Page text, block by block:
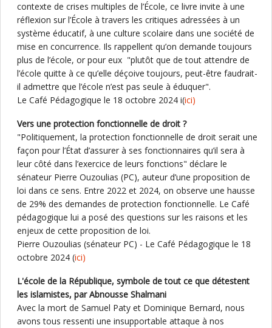
contexte de crises multiples de l’École, ce livre invite à une
réflexion sur l’École à travers les critiques adressées à un
système éducatif, à une culture scolaire dans une société de
mise en concurrence. Ils rappellent qu’on demande toujours
plus de l’école, or pour eux "plutôt que de tout attendre de
l’école quitte à ce qu’elle déçoive toujours, peut-être faudrait-
il admettre que l’école n’est pas seule à éduquer".
Le Café Pédagogique le 18 octobre 2024 i(ici)
Vers une protection fonctionnelle de droit ?
"Politiquement, la protection fonctionnelle de droit serait une
façon pour l’État d’assurer à ses fonctionnaires qu’il sera à
leur côté dans l’exercice de leurs fonctions" déclare le
sénateur Pierre Ouzoulias (PC), auteur d’une proposition de
loi dans ce sens. Entre 2022 et 2024, on observe une hausse
de 29% des demandes de protection fonctionnelle. Le Café
pédagogique lui a posé des questions sur les raisons et les
enjeux de cette proposition de loi.
Pierre Ouzoulias (sénateur PC) - Le Café Pédagogique le 18
octobre 2024 (ici)
L'école de la République, symbole de tout ce que détestent
les islamistes, par Abnousse Shalmani
Avec la mort de Samuel Paty et Dominique Bernard, nous
avons tous ressenti une insupportable attaque à nos